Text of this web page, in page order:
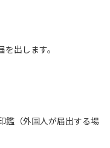
を出します。
鑑（外国人が届出する場